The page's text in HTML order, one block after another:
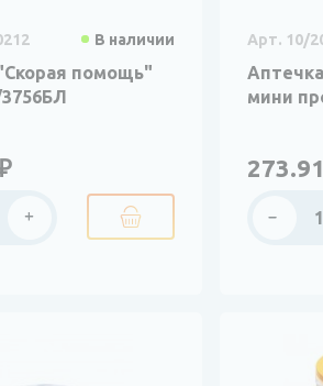
В наличии
помощь"
Арт. 10/
мини